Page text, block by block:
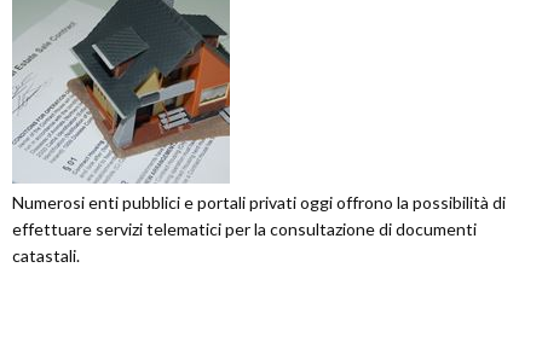
Numerosi enti pubblici e portali privati oggi offrono la possibilità di
effettuare servizi telematici per la consultazione di documenti
catastali.